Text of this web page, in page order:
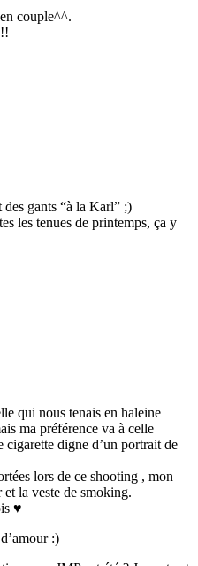
couple^^.
gants “à la Karl” ;)
les tenues de printemps, ça y
qui nous tenais en haleine
ma préférence va à celle
cigarette digne d’un portrait de
lors de ce shooting , mon
la veste de smoking.
♥
:)